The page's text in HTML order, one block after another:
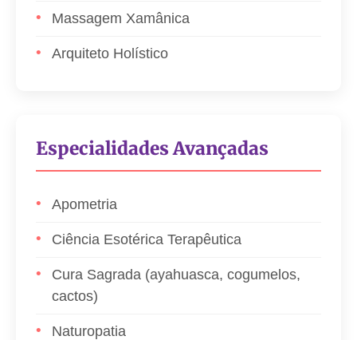
Massagem Xamânica
Arquiteto Holístico
Especialidades Avançadas
Apometria
Ciência Esotérica Terapêutica
Cura Sagrada (ayahuasca, cogumelos,
cactos)
Naturopatia